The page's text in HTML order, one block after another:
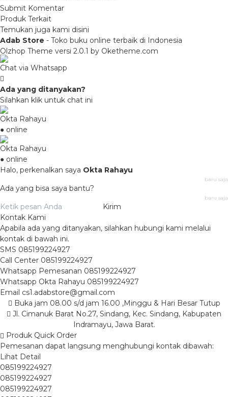
Produk Terkait
Temukan juga kami disini
Adab Store - Toko buku online terbaik di Indonesia
Olzhop Theme versi 2.0.1 by Oketheme.com
Chat via Whatsapp
Ada yang ditanyakan?
Silahkan klik untuk chat ini
Okta Rahayu
● online
Okta Rahayu
● online
Halo, perkenalkan saya Okta Rahayu
baru saja
Ada yang bisa saya bantu?
baru saja
Kirim
Kontak Kami
Apabila ada yang ditanyakan, silahkan hubungi kami melalui
kontak di bawah ini.
SMS 085199224927
Call Center 085199224927
Whatsapp Pemesanan 085199224927
Whatsapp Okta Rahayu 085199224927
Email cs1.adabstore@gmail.com
Buka jam 08.00 s/d jam 16.00 ,Minggu & Hari Besar Tutup
Jl. Cimanuk Barat No.27, Sindang, Kec. Sindang, Kabupaten
Indramayu, Jawa Barat.
Produk Quick Order
Pemesanan dapat langsung menghubungi kontak dibawah:
Lihat Detail
085199224927
085199224927
085199224927